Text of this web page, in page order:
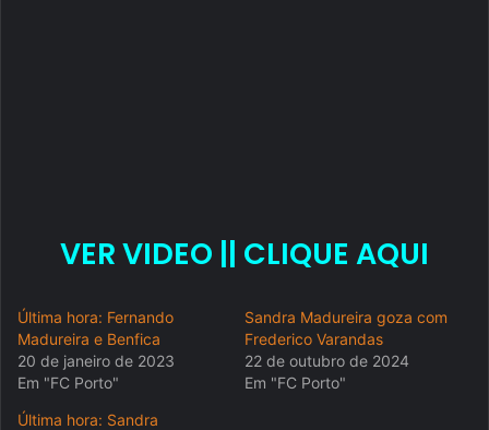
VER VIDEO || CLIQUE AQUI
Última hora: Fernando
Madureira e Benfica
20 de janeiro de 2023
Em "FC Porto"
Sandra Madureira goza com
Frederico Varandas
22 de outubro de 2024
Em "FC Porto"
Última hora: Sandra